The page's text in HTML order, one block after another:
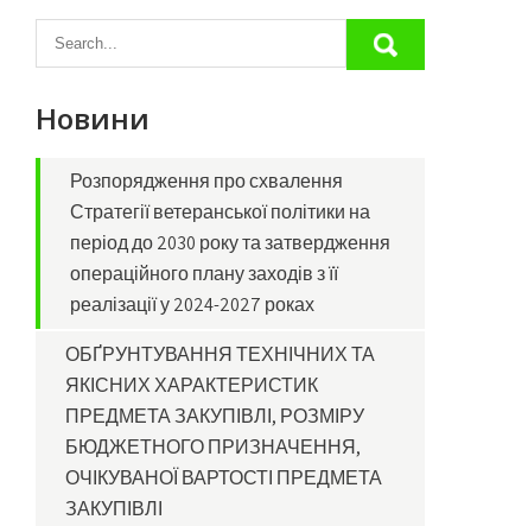
Новини
Розпорядження про схвалення
Стратегії ветеранської політики на
період до 2030 року та затвердження
операційного плану заходів з її
реалізації у 2024-2027 роках
ОБҐРУНТУВАННЯ ТЕХНІЧНИХ ТА
ЯКІСНИХ ХАРАКТЕРИСТИК
ПРЕДМЕТА ЗАКУПІВЛІ, РОЗМІРУ
БЮДЖЕТНОГО ПРИЗНАЧЕННЯ,
ОЧІКУВАНОЇ ВАРТОСТІ ПРЕДМЕТА
ЗАКУПІВЛІ